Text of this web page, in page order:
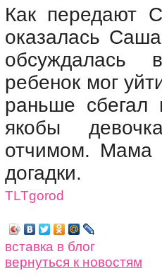
Как передают
оказалась
обсуждалась
ребенок мог
раньше
якобы
отчимом. Мама
догадки.
TLTgorod
вставка в блог
вернуться к новостям